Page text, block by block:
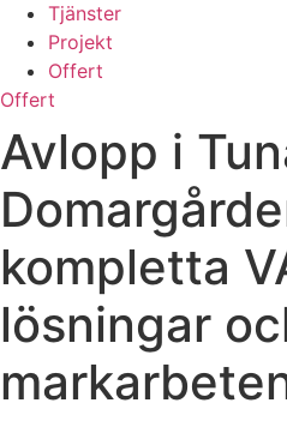
Tjänster
Projekt
Offert
Offert
Avlopp i
kompletta
lösningar